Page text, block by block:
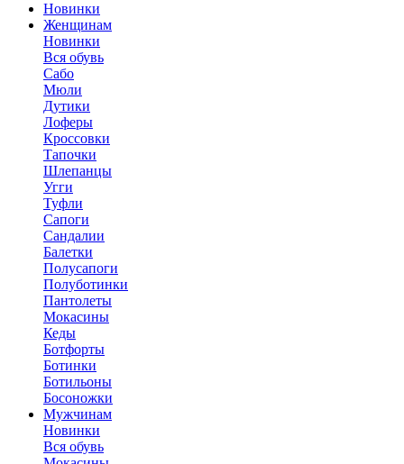
Новинки
Женщинам
Новинки
Вся обувь
Сабо
Мюли
Дутики
Лоферы
Кроссовки
Тапочки
Шлепанцы
Угги
Туфли
Сапоги
Сандалии
Балетки
Полусапоги
Полуботинки
Пантолеты
Мокасины
Кеды
Ботфорты
Ботинки
Ботильоны
Босоножки
Мужчинам
Новинки
Вся обувь